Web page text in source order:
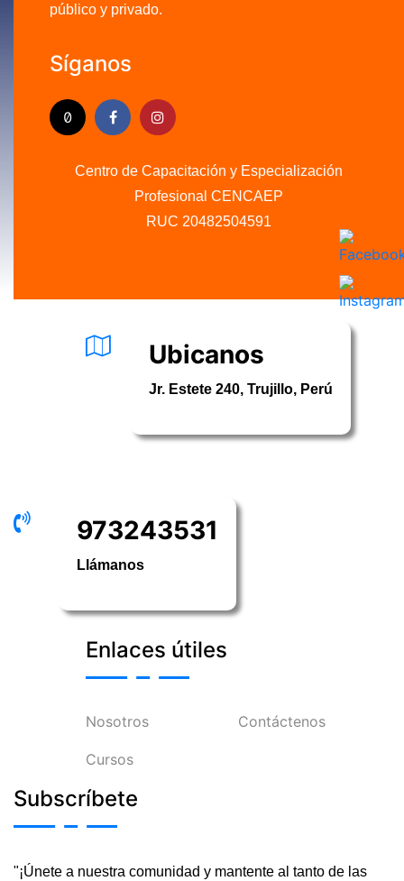
público y privado.
Síganos
Centro de Capacitación y Especialización
Profesional CENCAEP
RUC 20482504591
Ubicanos
Jr. Estete 240, Trujillo, Perú
973243531
Llámanos
Enlaces útiles
Nosotros
Cursos
Contáctenos
Subscríbete
"¡Únete a nuestra comunidad y mantente al tanto de las